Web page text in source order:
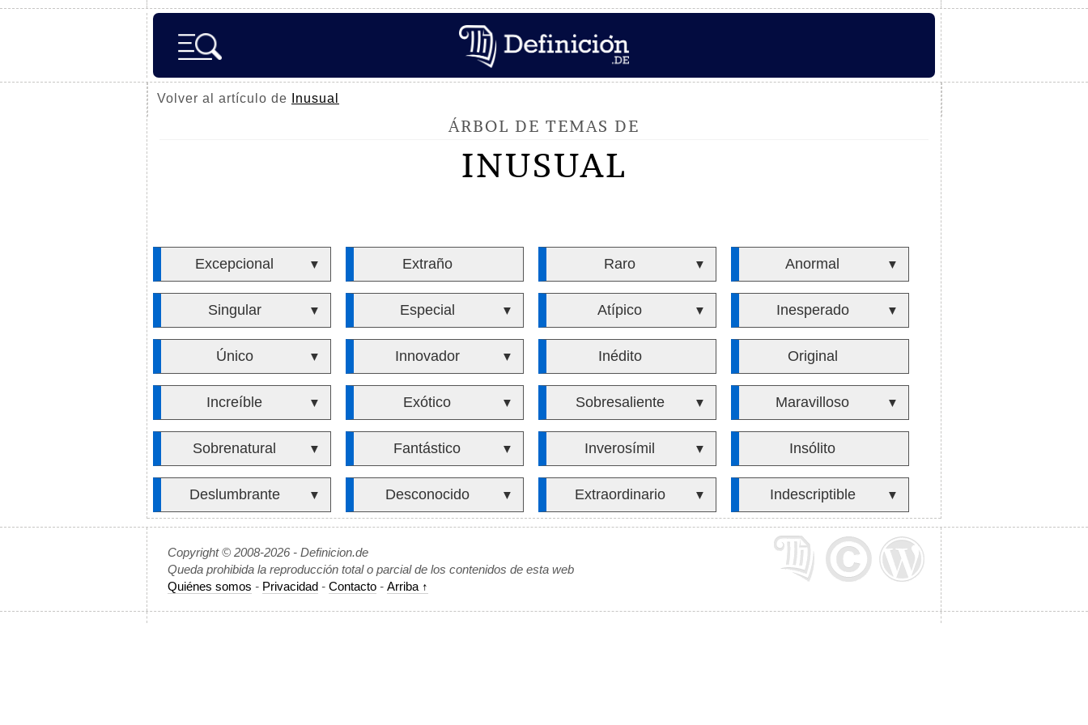
Volver al artículo de Inusual
ÁRBOL DE TEMAS DE
INUSUAL
Excepcional ▼ Extraño Raro ▼ Anormal ▼
Singular ▼ Especial ▼ Atípico ▼ Inesperado ▼
Único ▼ Innovador ▼ Inédito Original
Increíble ▼ Exótico ▼ Sobresaliente ▼ Maravilloso ▼
Sobrenatural ▼ Fantástico ▼ Inverosímil ▼ Insólito
Deslumbrante ▼ Desconocido ▼ Extraordinario ▼ Indescriptible ▼
Copyright © 2008-2026 - Definicion.de
Queda prohibida la reproducción total o parcial de los contenidos de esta web
Quiénes somos - Privacidad - Contacto - Arriba ↑